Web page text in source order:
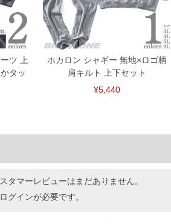
ツ 上
タッ
ホカロン シャギー 無地×ロゴ柄
肩キルト 上下セット
¥5,440
タマーレビューはまだありません。
ログインが必要です。